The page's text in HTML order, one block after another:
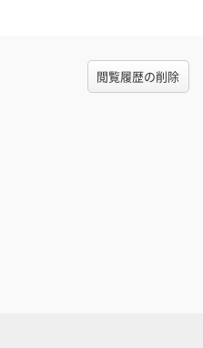
閲覧履歴の削除